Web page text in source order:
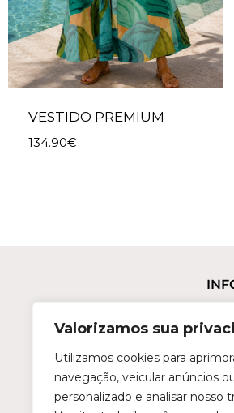
Valorizamos sua
Utilizamos cookies para
navegação, veicular anúncios
personalizado e analisar nosso
VESTIDO PREMIUM
134.90€